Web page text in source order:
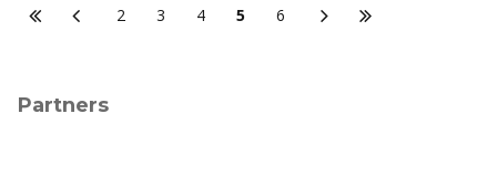
2 3 4 5 6
Partners